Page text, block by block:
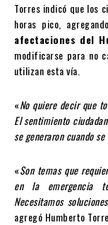
Torres indicó que los
horas pico,
afectaciones del
modificarse para no
utilizan esta vía.
«No quiere decir que
El sentimiento
se generaron cuando
«Son temas que
en la emergencia
Necesitamos
agregó Humberto